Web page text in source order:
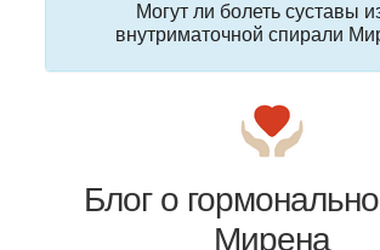
Могут ли болеть суставы
внутриматочной спирали
Блог о
Мирена